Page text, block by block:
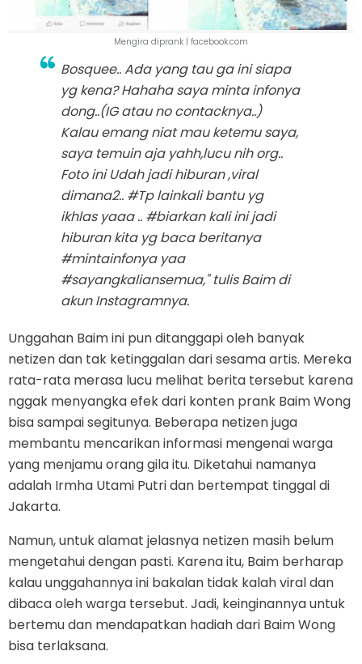
Mengira diprank | facebook.com
Bosquee.. Ada yang tau ga ini siapa
yg kena? Hahaha saya minta infonya
dong..(IG atau no contacknya..)
Kalau emang niat mau ketemu saya,
saya temuin aja yahh,lucu nih org..
Foto ini Udah jadi hiburan ,viral
dimana2.. #Tp lainkali bantu yg
ikhlas yaaa .. #biarkan kali ini jadi
hiburan kita yg baca beritanya
#mintainfonya yaa
#sayangkaliansemua," tulis Baim di
akun Instagramnya.
Unggahan Baim ini pun ditanggapi oleh banyak
netizen dan tak ketinggalan dari sesama artis. Mereka
rata-rata merasa lucu melihat berita tersebut karena
nggak menyangka efek dari konten prank Baim Wong
bisa sampai segitunya. Beberapa netizen juga
membantu mencarikan informasi mengenai warga
yang menjamu orang gila itu. Diketahui namanya
adalah Irmha Utami Putri dan bertempat tinggal di
Jakarta.
Namun, untuk alamat jelasnya netizen masih belum
mengetahui dengan pasti. Karena itu, Baim berharap
kalau unggahannya ini bakalan tidak kalah viral dan
dibaca oleh warga tersebut. Jadi, keinginannya untuk
bertemu dan mendapatkan hadiah dari Baim Wong
bisa terlaksana.